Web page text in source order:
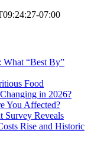
07:00
What “Best By”
Food
in 2026?
You Affected?
Survey Reveals
Rise and Historic